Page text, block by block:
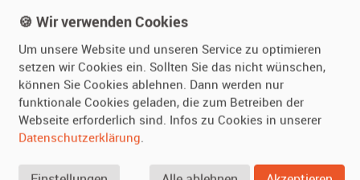
Kundenmeinungen
Vermieten
Oldtimer anmelden
Fotos senden
Fragen für Vermieter
Hilfe
Häufige Fragen (FAQ)
So funktioniert's
🍪 Wir verwenden Cookies
Um unsere Website und unseren Service zu optimieren
setzen wir Cookies ein. Sollten Sie das nicht wünschen,
können Sie Cookies ablehnen. Dann werden nur
funktionale Cookies geladen, die zum Betreiben der
Webseite erforderlich sind. Infos zu Cookies in unserer
Datenschutzerklärung.